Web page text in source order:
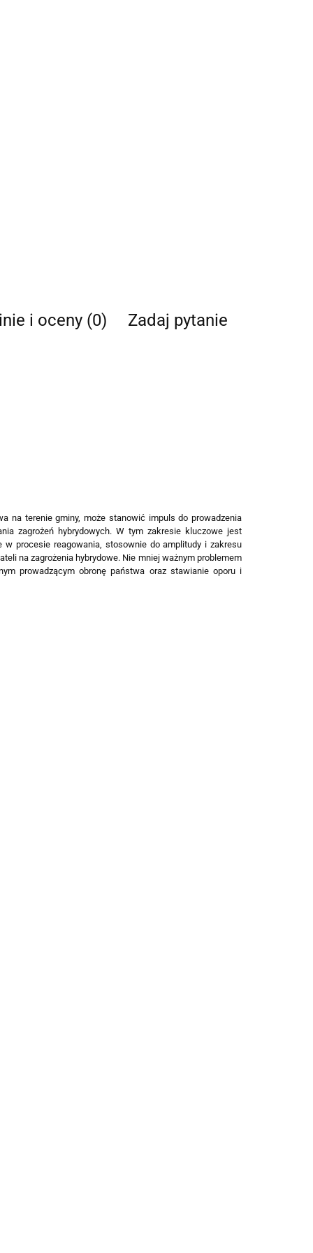
i oceny (0) Zadaj pytanie
na terenie gminy, może stanowić impuls do prowadzenia
zagrożeń hybrydowych. W tym zakresie kluczowe jest
w procesie reagowania, stosownie do amplitudy i zakresu
na zagrożenia hybrydowe. Nie mniej ważnym problemem
prowadzącym obronę państwa oraz stawianie oporu i